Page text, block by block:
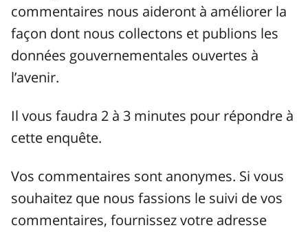
commentaires nous aideront à améliorer la
façon dont nous collectons et publions les
données gouvernementales ouvertes à
l’avenir.
Il vous faudra 2 à 3 minutes pour répondre à
cette enquête.
Vos commentaires sont anonymes. Si vous
souhaitez que nous fassions le suivi de vos
commentaires, fournissez votre adresse